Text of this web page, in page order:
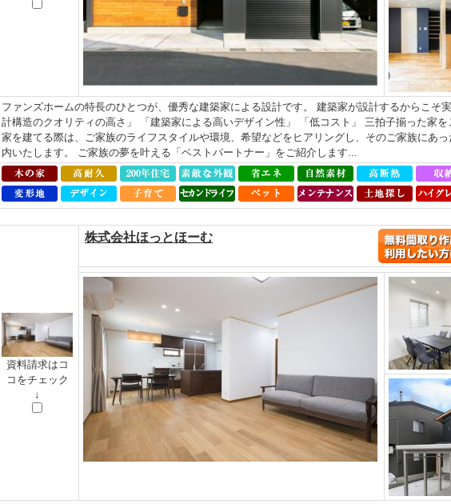
ファンズホームの特長のひとつが、優秀な建築家による設計です。 建築家が設計するからこそ
計構造のクオリティの高さ」 「建築家による高いデザイン性」 「低コスト」 三拍子揃った家を
家を建てる際は、ご家族のライフスタイルや環境、希望などをヒアリングし、そのご家族にあ
内いたします。 ご家族の夢を叶える「ベストパートナー」をご紹介します...
資料請求はコ
コをチェック
↓
株式会社ほっとほーむ